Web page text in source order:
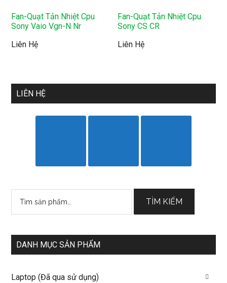
Fan-Quạt Tản Nhiệt Cpu
Sony Vaio Vgn-N Nr
Liên Hệ
Fan-Quạt Tản Nhiệt Cpu
Sony CS CR
Liên Hệ
LIÊN HỆ
TÌM KIẾM
DANH MỤC SẢN PHẨM
Laptop (Đã qua sử dụng)